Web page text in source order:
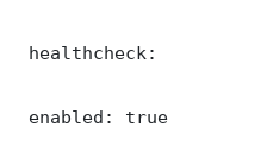
healthcheck:
enabled: true